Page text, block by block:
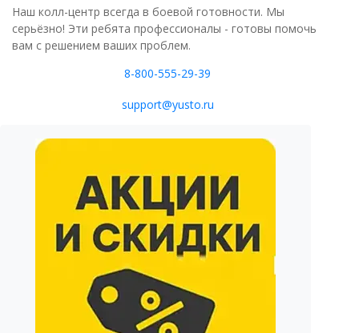
Наш колл-центр всегда в боевой готовности. Мы
серьёзно! Эти ребята профессионалы - готовы помочь
вам с решением ваших проблем.
8-800-555-29-39
support@yusto.ru